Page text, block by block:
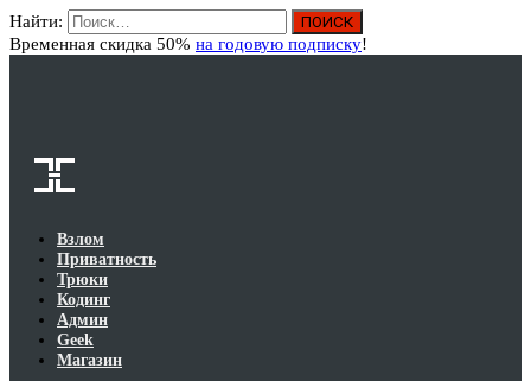
Найти:
Временная скидка 50% на годовую подписку!
Взлом
Приватность
Трюки
Кодинг
Админ
Geek
Магазин